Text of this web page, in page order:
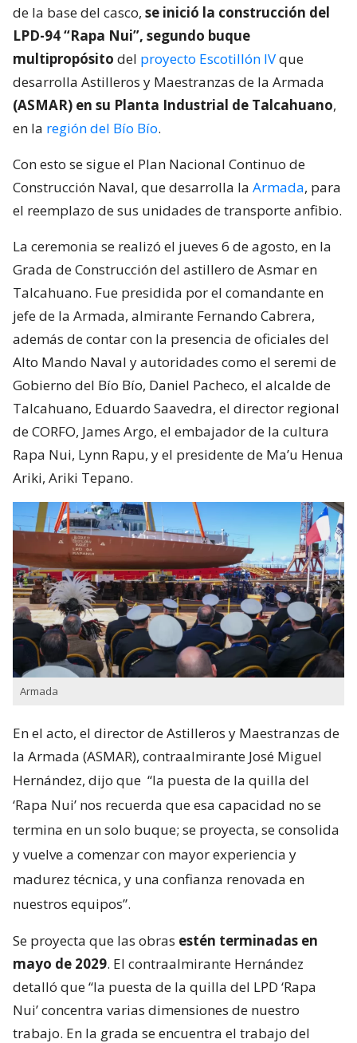
de la base del casco, se inició la construcción del
LPD-94 “Rapa Nui”, segundo buque
multipropósito del proyecto Escotillón IVque
desarrolla Astilleros y Maestranzas de la Armada
(ASMAR) en su Planta Industrial de Talcahuano,
en la región del Bío Bío.
Con esto se sigue el Plan Nacional Continuo de
Construcción Naval, que desarrolla la Armada, para
el reemplazo de sus unidades de transporte anfibio.
La ceremonia se realizó el jueves 6 de agosto, en la
Grada de Construcción del astillero de Asmar en
Talcahuano. Fue presidida por el comandante en
jefe de la Armada, almirante Fernando Cabrera,
además de contar con la presencia de oficiales del
Alto Mando Naval y autoridades como el seremi de
Gobierno del Bío Bío, Daniel Pacheco, el alcalde de
Talcahuano, Eduardo Saavedra, el director regional
de CORFO, James Argo, el embajador de la cultura
Rapa Nui, Lynn Rapu, y el presidente de Ma’u Henua
Ariki, Ariki Tepano.
Armada
En el acto, el director de Astilleros y Maestranzas de
la Armada (ASMAR), contraalmirante José Miguel
Hernández, dijo que “la puesta de la quilla del
‘Rapa Nui’ nos recuerda que esa capacidad no se
termina en un solo buque; se proyecta, se consolida
y vuelve a comenzar con mayor experiencia y
madurez técnica, y una confianza renovada en
nuestros equipos”.
Se proyecta que las obras estén terminadas en
mayo de 2029. El contraalmirante Hernández
detalló que “la puesta de la quilla del LPD ‘Rapa
Nui’ concentra varias dimensiones de nuestro
trabajo. En la grada se encuentra el trabajo del